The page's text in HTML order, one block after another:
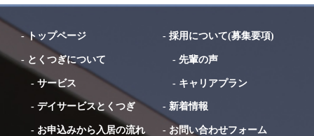
-トップページ
- とくつぎについて
-サービス
-デイサービスとくつぎ
- お申込みから入居の流れ
-採用について(募集要項)
-先輩の声
- キャリアプラン
- 新着情報
- お問い合わせフォーム